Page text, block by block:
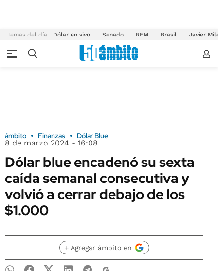
Temas del día Dólar en vivo Senado REM Brasil Javier
ámbito Finanzas Dólar Blue
8 de marzo 2024 - 16:08
Dólar blue encadenó su sexta
caída semanal consecutiva y
volvió a cerrar debajo de los
$1.000
+ Agregar ámbito en